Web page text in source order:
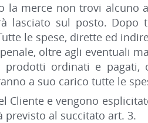
la merce non trovi
lasciato sul posto.
le spese, dirette ed
oltre agli eventuali
ordinati e pagati,
a suo carico tutte le
Cliente e vengono
previsto al succitato art. 3.